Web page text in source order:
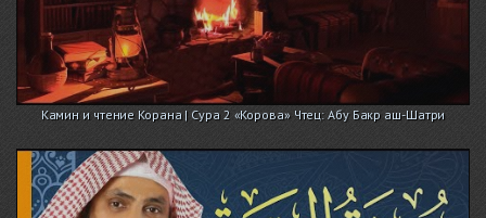
Камин и чтение Корана | Сура 2 «Корова» Чтец: Абу Бакр аш-Шатри